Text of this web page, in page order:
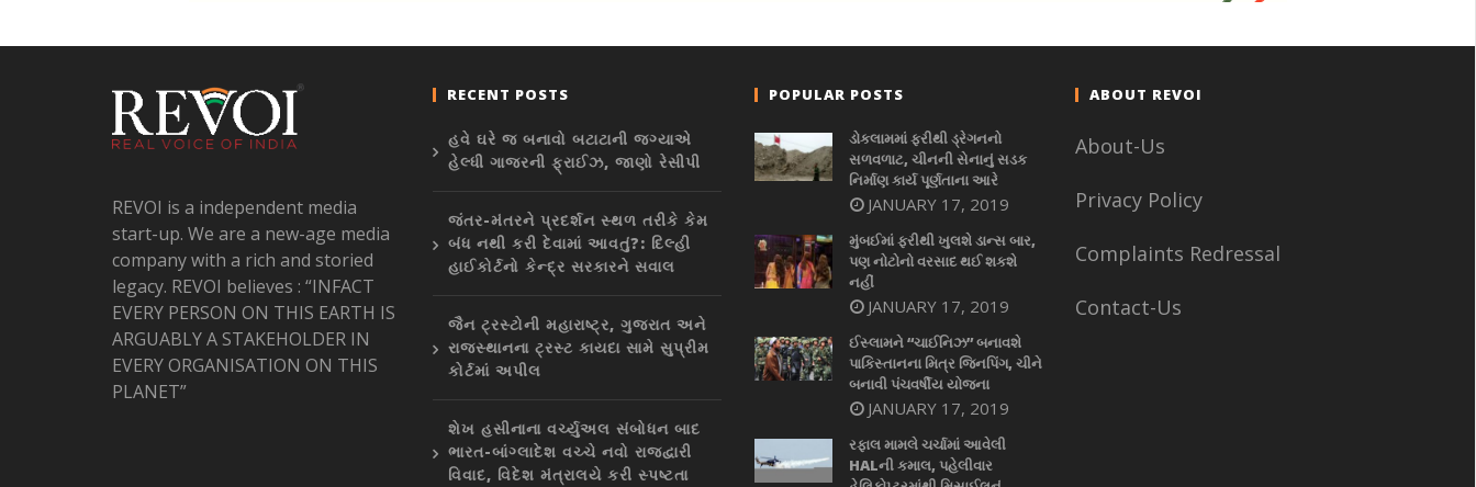
REVOI is a independent media
start-up. We are a new-age media
company with a rich and storied
legacy. REVOI believes : “INFACT
EVERY PERSON ON THIS EARTH IS
ARGUABLY A STAKEHOLDER IN
EVERY ORGANISATION ON THIS
PLANET”
RECENT POSTS
હવે ઘરે જ બનાવો બટાટાની જગ્યાએ
હેલ્ધી ગાજરની ફ્રાઈઝ, જાણો રેસીપી
જંતર-મંતરને પ્રદર્શન સ્થળ તરીકે કેમ
બંધ નથી કરી દેવામાં આવતું?: દિલ્હી
હાઈકોર્ટનો કેન્દ્ર સરકારને સવાલ
જૈન ટ્રસ્ટોની મહારાષ્ટ્ર, ગુજરાત અને
રાજસ્થાનના ટ્રસ્ટ કાયદા સામે સુપ્રીમ
કોર્ટમાં અપીલ
શેખ હસીનાના વર્ચ્યુઅલ સંબોધન બાદ
ભારત-બાંગ્લાદેશ વચ્ચે નવો રાજદ્વારી
વિવાદ, વિદેશ મંત્રાલયે કરી સ્પષ્ટતા
POPULAR POSTS
ડોકલામમાં ફરીથી ડ્રેગનનો
સળવળાટ, ચીનની સેનાનું સડક
નિર્માણ કાર્ય પૂર્ણતાના આરે
JANUARY 17, 2019
મુંબઈમાં ફરીથી ખુલશે ડાન્સ બાર,
પણ નોટોનો વરસાદ થઈ શકશે
નહીં
JANUARY 17, 2019
ઈસ્લામને “ચાઈનિઝ” બનાવશે
પાકિસ્તાનના મિત્ર જિનપિંગ, ચીને
બનાવી પંચવર્ષીય યોજના
JANUARY 17, 2019
રફાલ મામલે ચર્ચામાં આવેલી
HALની કમાલ, પહેલીવાર
ABOUT REVOI
About-Us
Privacy Policy
Complaints Redressal
Contact-Us